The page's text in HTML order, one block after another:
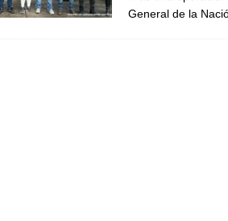
ÚLTIMO
General de la